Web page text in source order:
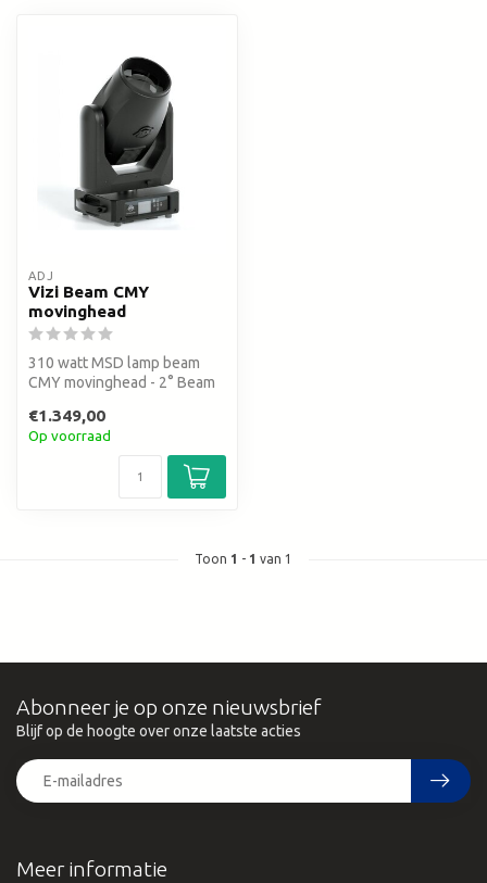
ADJ
Vizi Beam CMY
movinghead
310 watt MSD lamp beam
CMY movinghead - 2° Beam
gobo's -...
€1.349,00
Op voorraad
Toon 1 - 1 van 1
Meer informatie
Abonneer je op onze nieuwsbrief
Blijf op de hoogte over onze laatste acties